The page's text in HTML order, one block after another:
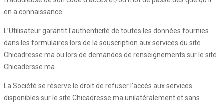
en a connaissance.
L’Utilisateur garantit l'authenticité de toutes les données fournies
dans les formulaires lors de la souscription aux services du site
Chicadresse.ma ou lors de demandes de renseignements sur le site
Chicadersse.ma
La Société se réserve le droit de refuser l'accès aux services
disponibles sur le site Chicadresse.ma unilatéralement et sans